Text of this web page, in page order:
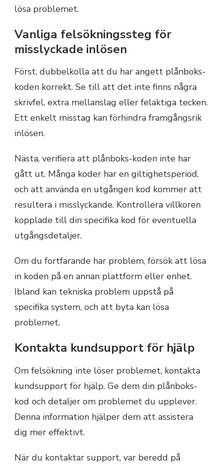
lösa problemet.
Vanliga felsökningssteg för
misslyckade inlösen
Först, dubbelkolla att du har angett plånboks-
koden korrekt. Se till att det inte finns några
skrivfel, extra mellanslag eller felaktiga tecken.
Ett enkelt misstag kan förhindra framgångsrik
inlösen.
Nästa, verifiera att plånboks-koden inte har
gått ut. Många koder har en giltighetsperiod,
och att använda en utgången kod kommer att
resultera i misslyckande. Kontrollera villkoren
kopplade till din specifika kod för eventuella
utgångsdetaljer.
Om du fortfarande har problem, försök att lösa
in koden på en annan plattform eller enhet.
Ibland kan tekniska problem uppstå på
specifika system, och att byta kan lösa
problemet.
Kontakta kundsupport för hjälp
Om felsökning inte löser problemet, kontakta
kundsupport för hjälp. Ge dem din plånboks-
kod och detaljer om problemet du upplever.
Denna information hjälper dem att assistera
dig mer effektivt.
När du kontaktar support, var beredd på